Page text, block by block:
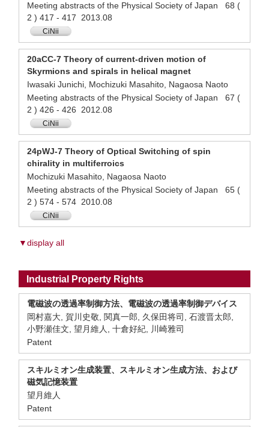
Meeting abstracts of the Physical Society of Japan 68 (
2 ) 417 - 417 2013.08
CiNii
20aCC-7 Theory of current-driven motion of
Skyrmions and spirals in helical magnet
Iwasaki Junichi, Mochizuki Masahito, Nagaosa Naoto
Meeting abstracts of the Physical Society of Japan 67 (
2 ) 426 - 426 2012.08
CiNii
24pWJ-7 Theory of Optical Switching of spin
chirality in multiferroics
Mochizuki Masahito, Nagaosa Naoto
Meeting abstracts of the Physical Society of Japan 65 (
2 ) 574 - 574 2010.08
CiNii
▼display all
Industrial Property Rights
電磁波の透過率制御方法、電磁波の透過率制御デバイス
岡村嘉大, 賀川史敬, 関真一郎, 久保田将司, 石渡晋太郎,
小野瀬佳文, 望月維人, 十倉好紀, 川崎雅司
Patent
スキルミオン生成装置、スキルミオン生成方法、および
磁気記憶装置
望月維人
Patent